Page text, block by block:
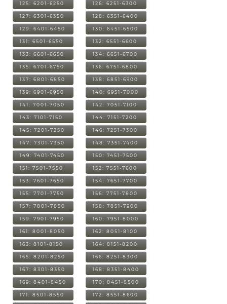
125: 6201-6250 126: 6251-6300
127: 6301-6350 128: 6351-6400
129: 6401-6450 130: 6451-6500
131: 6501-6550 132: 6551-6600
133: 6601-6650 134: 6651-6700
135: 6701-6750 136: 6751-6800
137: 6801-6850 138: 6851-6900
139: 6901-6950 140: 6951-7000
141: 7001-7050 142: 7051-7100
143: 7101-7150 144: 7151-7200
145: 7201-7250 146: 7251-7300
147: 7301-7350 148: 7351-7400
149: 7401-7450 150: 7451-7500
151: 7501-7550 152: 7551-7600
153: 7601-7650 154: 7651-7700
155: 7701-7750 156: 7751-7800
157: 7801-7850 158: 7851-7900
159: 7901-7950 160: 7951-8000
161: 8001-8050 162: 8051-8100
163: 8101-8150 164: 8151-8200
165: 8201-8250 166: 8251-8300
167: 8301-8350 168: 8351-8400
169: 8401-8450 170: 8451-8500
171: 8501-8550 172: 8551-8600